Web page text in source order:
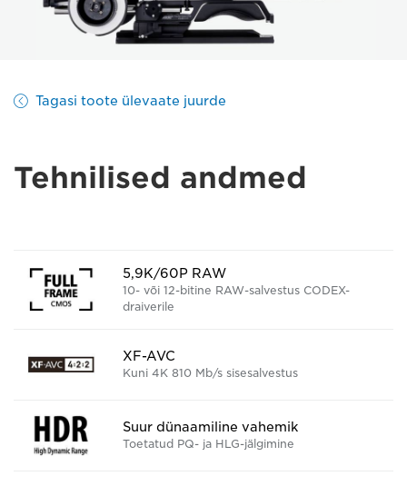
Tagasi toote ülevaate juurde
Tehnilised andmed
5,9K/60P RAW
10- või 12-bitine RAW-salvestus CODEX-
draiverile
XF-AVC
Kuni 4K 810 Mb/s sisesalvestus
Suur dünaamiline vahemik
Toetatud PQ- ja HLG-jälgimine